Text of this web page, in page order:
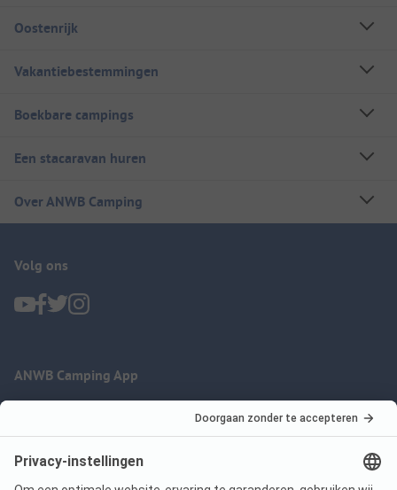
Oostenrijk
Vakantiebestemmingen
Boekbare campings
Een stacaravan huren
Over ANWB Camping
Volg ons
ANWB Camping App